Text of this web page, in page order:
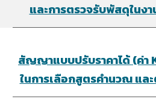
และการตรวจรับพัสดุในง
สัญญาแบบปรับราคาได้ (ค่า
ในการเลือกสูตรคำนวณ แล